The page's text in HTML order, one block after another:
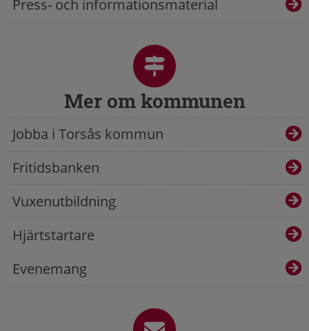
Press- och informationsmaterial
Mer om kommunen
Jobba i Torsås kommun
Fritidsbanken
Vuxenutbildning
Hjärtstartare
Evenemang